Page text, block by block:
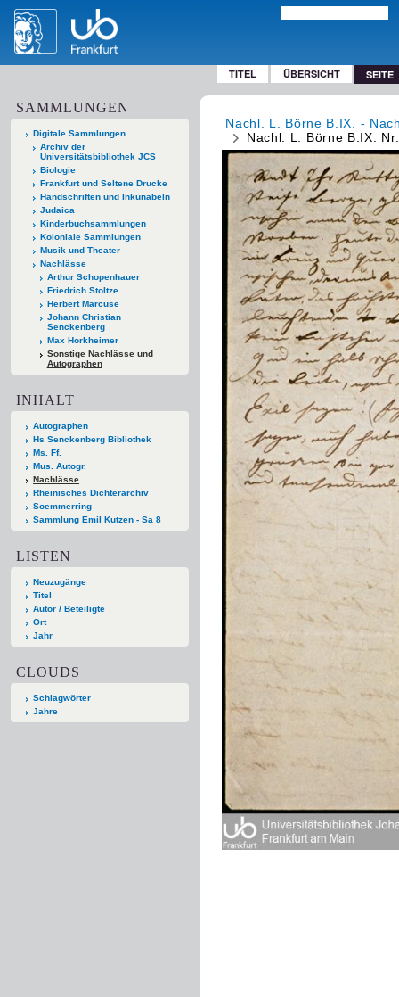
TITEL ÜBERSICHT SEITE
SAMMLUNGEN
Digitale Sammlungen
Archiv der
Universitätsbibliothek JCS
Biologie
Frankfurt und Seltene Drucke
Handschriften und Inkunabeln
Judaica
Kinderbuchsammlungen
Koloniale Sammlungen
Musik und Theater
Nachlässe
Arthur Schopenhauer
Friedrich Stoltze
Herbert Marcuse
Johann Christian
Senckenberg
Max Horkheimer
Sonstige Nachlässe und
Autographen
INHALT
Autographen
Hs Senckenberg Bibliothek
Ms. Ff.
Mus. Autogr.
Nachlässe
Rheinisches Dichterarchiv
Soemmerring
Sammlung Emil Kutzen - Sa 8
LISTEN
Neuzugänge
Titel
Autor / Beteiligte
Ort
Jahr
CLOUDS
Schlagwörter
Jahre
Nachl. L. Börne B.IX. -
Nachl. L. Börne B.IX.